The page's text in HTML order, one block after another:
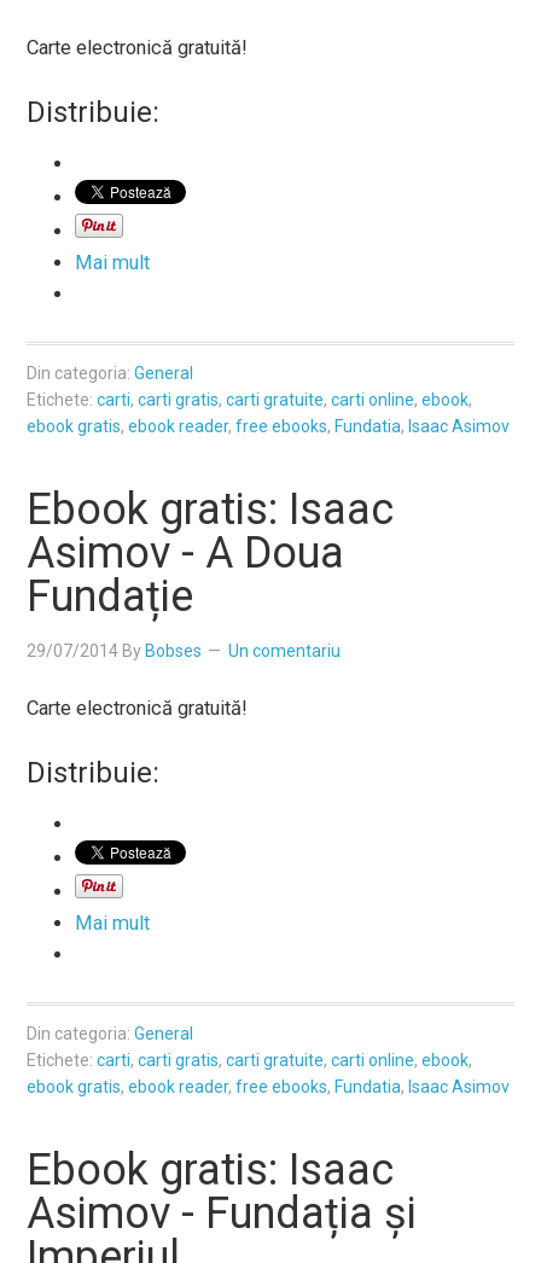
Carte electronică gratuită!
Distribuie:
Mai mult
Din categoria:General
Etichete:carti,carti gratis,carti gratuite,carti online,ebook,
ebook gratis,ebook reader,free ebooks, Fundatia, Isaac Asimov
Ebook gratis: Isaac
Asimov - A Doua
Fundație
29/07/2014 By Bobses Un comentariu
Carte electronică gratuită!
Distribuie:
Mai mult
Din categoria:General
Etichete:carti,carti gratis,carti gratuite,carti online,ebook,
ebook gratis,ebook reader,free ebooks, Fundatia, Isaac Asimov
Ebook gratis: Isaac
Asimov - Fundația și